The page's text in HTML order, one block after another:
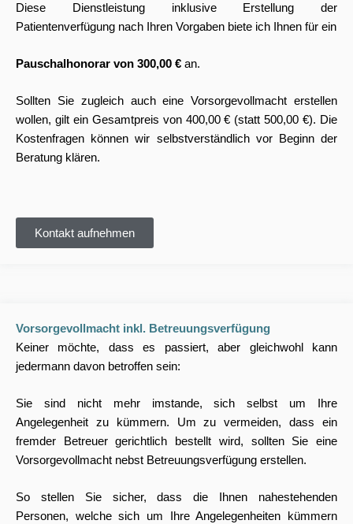
Diese Dienstleistung inklusive Erstellung der
Patientenverfügung nach Ihren Vorgaben biete ich Ihnen für ein
Pauschalhonorar von 300,00 € an.
Sollten Sie zugleich auch eine Vorsorgevollmacht erstellen
wollen, gilt ein Gesamtpreis von 400,00 € (statt 500,00 €). Die
Kostenfragen können wir selbstverständlich vor Beginn der
Beratung klären.
Kontakt aufnehmen
Vorsorgevollmacht inkl. Betreuungsverfügung
Keiner möchte, dass es passiert, aber gleichwohl kann
jedermann davon betroffen sein:
Sie sind nicht mehr imstande, sich selbst um Ihre
Angelegenheit zu kümmern. Um zu vermeiden, dass ein
fremder Betreuer gerichtlich bestellt wird, sollten Sie eine
Vorsorgevollmacht nebst Betreuungsverfügung erstellen.
So stellen Sie sicher, dass die Ihnen nahestehenden
Personen, welche sich um Ihre Angelegenheiten kümmern